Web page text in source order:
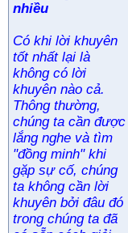
nhiều
Có khi lời khuyên
tốt nhất lại là
không có lời
khuyên nào cả.
Thông thường,
chúng ta cần được
lắng nghe và tìm
"đồng minh" khi
gặp sự cố, chúng
ta không cần lời
khuyên bởi đâu đó
trong chúng ta đã